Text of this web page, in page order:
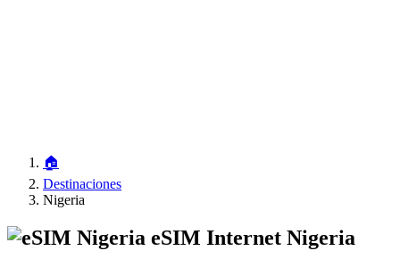
🏠
Destinaciones
Nigeria
eSIM Internet Nigeria